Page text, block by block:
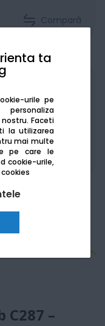
ta
urile pe
Faceti
la utilizarea
mai multe
pe care le
cookie-urile,
Compară
Vezi detalii
–